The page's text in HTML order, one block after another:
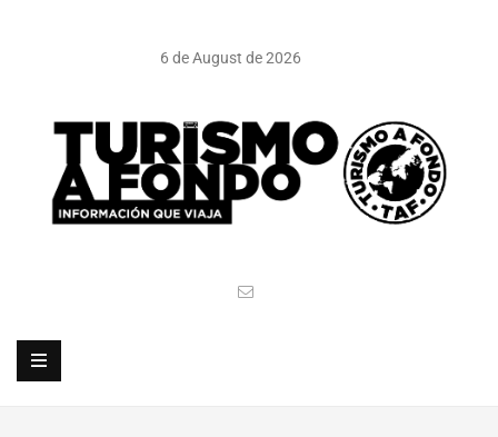
6 de August de 2026